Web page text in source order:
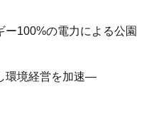
ー100%の電力による公園
環境経営を加速―